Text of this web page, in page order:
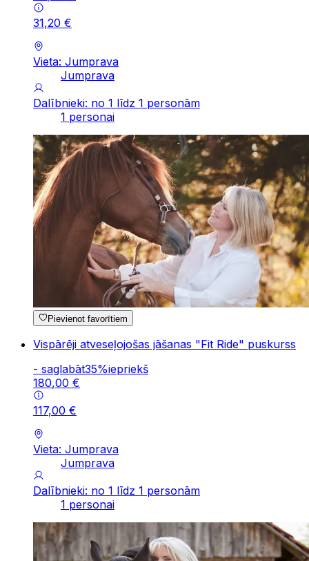
31,20 €
Vieta: Jumprava
Jumprava
Dalībnieki: no 1 līdz 1 personām
1 personai
Pievienot favorītiem
Vispārēji atveseļojošas jāšanas "Fit Ride" puskurss
- saglabāt35%iepriekš
180,00 €
117,00 €
Vieta: Jumprava
Jumprava
Dalībnieki: no 1 līdz 1 personām
1 personai